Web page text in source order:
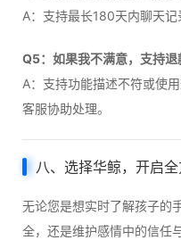
A：支持最长180天内聊天记
Q5：如果我不满意，支持退
A：支持功能描述不符或使
客服协助处理。
八、选择华鲸，开启
无论您是想实时了解孩子的
全，还是维护感情中的信任